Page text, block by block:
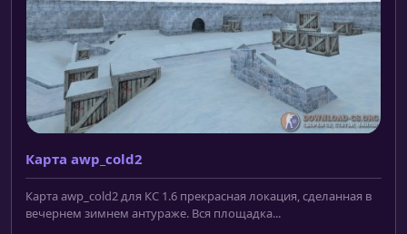
Карта awp_cold2
Карта awp_cold2 для КС 1.6 прекрасная локация, сделанная в
вечернем зимнем антураже. Вся площадка...